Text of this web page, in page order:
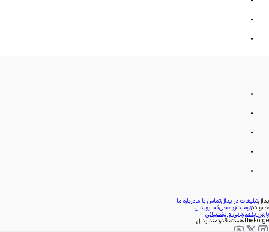
پدالتبلیغات در پدالتماس با مادرباره ما
خانوادهزومیتزومجیکجاروپدال
پارس پکمیزبانی و پشتیبانی
TheForgeهسته قدرتمند پدال